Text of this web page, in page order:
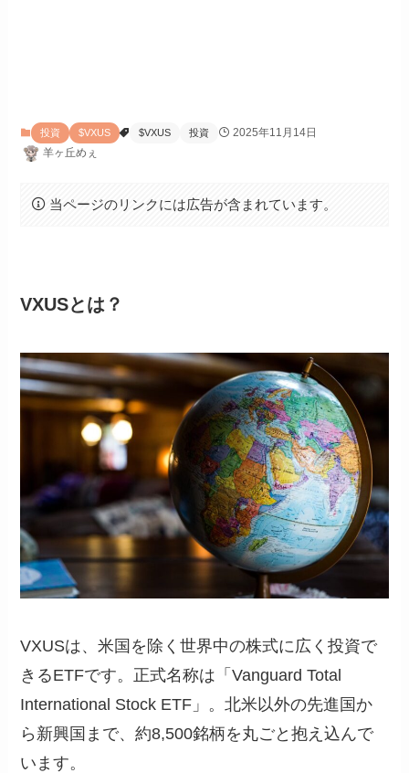
投資 $VXUS $VXUS 投資
2025年11月14日
羊ヶ丘めぇ
当ページのリンクには広告が含まれています。
VXUSとは？
VXUSは、米国を除く世界中の株式に広く投資で
きるETFです。正式名称は「Vanguard Total
International Stock ETF」。北米以外の先進国か
ら新興国まで、約8,500銘柄を丸ごと抱え込んで
います。